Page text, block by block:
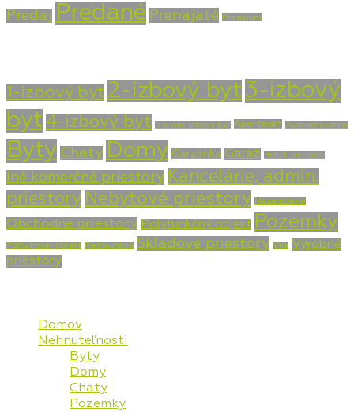
Predaj Predané Prenajaté Prenájom
1-izbový byt 2-izbový byt 3-izbový
byt 4-izbový byt 5 a viac izbový byt Apartmán Autoumývareň
Byty Chaty Domy Garzónka Garáž Hotel, penzión
Iné komerčné priestory Kancelárie, admin.
priestory Nebytové priestory Nezaradené
Obchodné priestory Polyfunkčný objekt Pozemky
Poľnohosp. objekt Reštaurácia Skladové priestory Vila Výrobné
priestory
Domov
Nehnuteľnosti
Byty
Domy
Chaty
Pozemky